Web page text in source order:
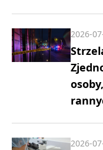
2026-
2026-